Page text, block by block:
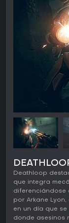
Deathloop
que integra
diferenciándose
por Arkane
en un día que
donde asesinos